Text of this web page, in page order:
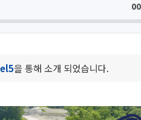
을 통해 소개 되었습니다.